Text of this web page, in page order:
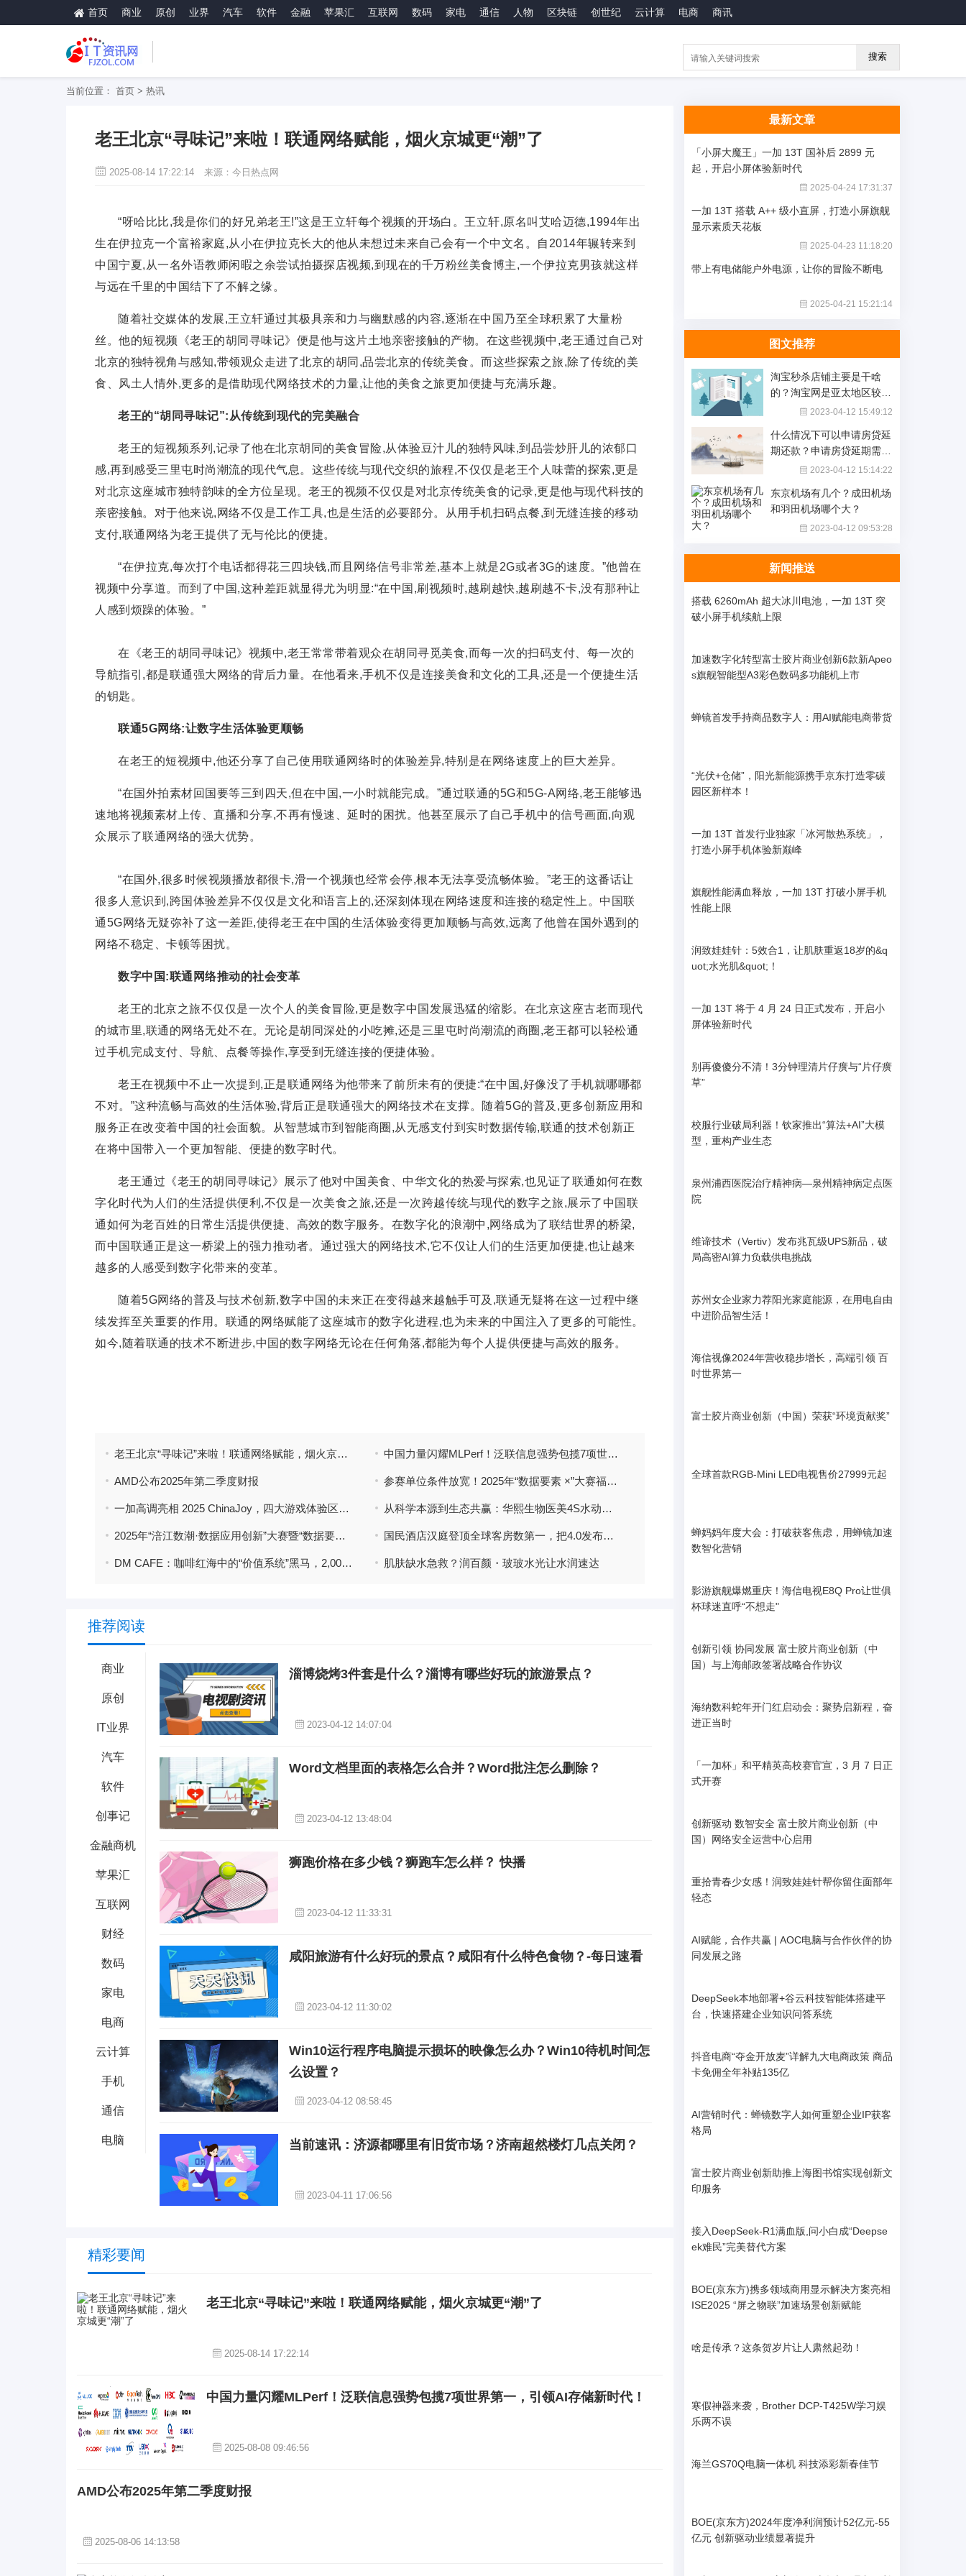
首页 商业 原创 业界 汽车 软件 金融 苹果汇 互联网 数码 家电 通信 人物 区块链 创世纪 云计算 电商 商讯
搜索
当前位置： 首页 > 热讯
老王北京“寻味记”来啦！联通网络赋能，烟火京城更“潮”了
2025-08-14 17:22:14 来源：今日热点网
“呀哈比比,我是你们的好兄弟老王!”这是王立轩每个视频的开场白。王立轩,原名叫艾哈迈德,1994年出
生在伊拉克一个富裕家庭,从小在伊拉克长大的他从未想过未来自己会有一个中文名。自2014年辗转来到
中国宁夏,从一名外语教师闲暇之余尝试拍摄探店视频,到现在的千万粉丝美食博主,一个伊拉克男孩就这样
与远在千里的中国结下了不解之缘。
随着社交媒体的发展,王立轩通过其极具亲和力与幽默感的内容,逐渐在中国乃至全球积累了大量粉
丝。他的短视频《老王的胡同寻味记》便是他与这片土地亲密接触的产物。在这些视频中,老王通过自己对
北京的独特视角与感知,带领观众走进了北京的胡同,品尝北京的传统美食。而这些探索之旅,除了传统的美
食、风土人情外,更多的是借助现代网络技术的力量,让他的美食之旅更加便捷与充满乐趣。
老王的“胡同寻味记”:从传统到现代的完美融合
老王的短视频系列,记录了他在北京胡同的美食冒险,从体验豆汁儿的独特风味,到品尝炒肝儿的浓郁口
感,再到感受三里屯时尚潮流的现代气息。这些传统与现代交织的旅程,不仅仅是老王个人味蕾的探索,更是
对北京这座城市独特韵味的全方位呈现。老王的视频不仅仅是对北京传统美食的记录,更是他与现代科技的
亲密接触。对于他来说,网络不仅是工作工具,也是生活的必要部分。从用手机扫码点餐,到无缝连接的移动
支付,联通网络为老王提供了无与伦比的便捷。
“在伊拉克,每次打个电话都得花三四块钱,而且网络信号非常差,基本上就是2G或者3G的速度。”他曾在
视频中分享道。而到了中国,这种差距就显得尤为明显:“在中国,刷视频时,越刷越快,越刷越不卡,没有那种让
人感到烦躁的体验。”
在《老王的胡同寻味记》视频中,老王常常带着观众在胡同寻觅美食,而每一次的扫码支付、每一次的
导航指引,都是联通强大网络的背后力量。在他看来,手机不仅是连接美食和文化的工具,还是一个便捷生活
的钥匙。
联通5G网络:让数字生活体验更顺畅
在老王的短视频中,他还分享了自己使用联通网络时的体验差异,特别是在网络速度上的巨大差异。
“在国外拍素材回国要等三到四天,但在中国,一小时就能完成。”通过联通的5G和5G-A网络,老王能够迅
速地将视频素材上传、直播和分享,不再有慢速、延时的困扰。他甚至展示了自己手机中的信号画面,向观
众展示了联通网络的强大优势。
“在国外,很多时候视频播放都很卡,滑一个视频也经常会停,根本无法享受流畅体验。”老王的这番话让
很多人意识到,跨国体验差异不仅仅是文化和语言上的,还深刻体现在网络速度和连接的稳定性上。 中国联
通5G网络无疑弥补了这一差距,使得老王在中国的生活体验变得更加顺畅与高效,远离了他曾在国外遇到的
网络不稳定、卡顿等困扰。
数字中国:联通网络推动的社会变革
老王的北京之旅不仅仅是一次个人的美食冒险,更是数字中国发展迅猛的缩影。在北京这座古老而现代
的城市里,联通的网络无处不在。无论是胡同深处的小吃摊,还是三里屯时尚潮流的商圈,老王都可以轻松通
过手机完成支付、导航、点餐等操作,享受到无缝连接的便捷体验。
老王在视频中不止一次提到,正是联通网络为他带来了前所未有的便捷:“在中国,好像没了手机就哪哪都
不对。”这种流畅与高效的生活体验,背后正是联通强大的网络技术在支撑。随着5G的普及,更多创新应用和
服务正在改变着中国的社会面貌。从智慧城市到智能商圈,从无感支付到实时数据传输,联通的技术创新正
在将中国带入一个更加智能、便捷的数字时代。
老王通过《老王的胡同寻味记》展示了他对中国美食、中华文化的热爱与探索,也见证了联通如何在数
字化时代为人们的生活提供便利,不仅是一次美食之旅,还是一次跨越传统与现代的数字之旅,展示了 中国联
通如何为老百姓的日常生活提供便捷、高效的数字服务。在数字化的浪潮中,网络成为了联结世界的桥梁,
而中国联通正是这一桥梁上的强力推动者。通过强大的网络技术,它不仅让人们的生活更加便捷,也让越来
越多的人感受到数字化带来的变革。
随着5G网络的普及与技术创新,数字中国的未来正在变得越来越触手可及,联通无疑将在这一过程中继
续发挥至关重要的作用。联通的网络赋能了这座城市的数字化进程,也为未来的中国注入了更多的可能性。
如今,随着联通的技术不断进步,中国的数字网络无论在任何角落,都能为每个人提供便捷与高效的服务。
老王北京“寻味记”来啦！联通网络赋能，烟火京城更“潮”了 中国力量闪耀MLPerf！泛联信息强势包揽7项世界第一，引领AI存储新时代！
AMD公布2025年第二季度财报 参赛单位条件放宽！2025年“数据要素 ×”大赛福建分赛厦门赛区赛事有新调整
一加高调亮相 2025 ChinaJoy，四大游戏体验区燃炸全场 从科学本源到生态共赢：华熙生物医美4S水动力诊疗体系暨新品发布引领ECM抗衰时代
2025年“涪江数潮·数据应用创新”大赛暨“数据要素×”大赛四川分赛绵阳选拔赛盛大启幕 国民酒店汉庭登顶全球客房数第一，把4.0发布会开成了一场游园会
DM CAFE：咖啡红海中的“价值系统”黑马，2,000+加盟意向的结构性突围 肌肤缺水急救？润百颜・玻玻水光让水润速达
推荐阅读
商业
原创
IT业界
汽车
软件
创事记
金融商机
苹果汇
互联网
财经
数码
家电
电商
云计算
手机
通信
电脑
淄博烧烤3件套是什么？淄博有哪些好玩的旅游景点？
2023-04-12 14:07:04
Word文档里面的表格怎么合并？Word批注怎么删除？
2023-04-12 13:48:04
狮跑价格在多少钱？狮跑车怎么样？ 快播
2023-04-12 11:33:31
咸阳旅游有什么好玩的景点？咸阳有什么特色食物？-每日速看
2023-04-12 11:30:02
Win10运行程序电脑提示损坏的映像怎么办？Win10待机时间怎
么设置？
2023-04-12 08:58:45
当前速讯：济源都哪里有旧货市场？济南超然楼灯几点关闭？
2023-04-11 17:06:56
精彩要闻
老王北京“寻味记”来啦！联通网络赋能，烟火京城更“潮”了
2025-08-14 17:22:14
中国力量闪耀MLPerf！泛联信息强势包揽7项世界第一，引领AI存储新时代！
2025-08-08 09:46:56
AMD公布2025年第二季度财报
2025-08-06 14:13:58
最新文章
「小屏大魔王」一加 13T 国补后 2899 元
起，开启小屏体验新时代
2025-04-24 17:31:37
一加 13T 搭载 A++ 级小直屏，打造小屏旗舰
显示素质天花板
2025-04-23 11:18:20
带上有电储能户外电源，让你的冒险不断电
2025-04-21 15:21:14
图文推荐
淘宝秒杀店铺主要是干啥
的？淘宝网是亚太地区较大
的网络零售吗？_全球播报
2023-04-12 15:49:12
什么情况下可以申请房贷延
期还款？申请房贷延期需要
什么资料？-环球最资讯
2023-04-12 15:14:22
东京机场有几个？成田机场
和羽田机场哪个大？
2023-04-12 09:53:28
新闻推送
搭载 6260mAh 超大冰川电池，一加 13T 突
破小屏手机续航上限
加速数字化转型富士胶片商业创新6款新Apeo
s旗舰智能型A3彩色数码多功能机上市
蝉镜首发手持商品数字人：用AI赋能电商带货
“光伏+仓储”，‌阳光新能源携手京东打造零碳
园区新样本！
一加 13T 首发行业独家「冰河散热系统」，
打造小屏手机体验新巅峰
旗舰性能满血释放，一加 13T 打破小屏手机
性能上限
润致娃娃针：5效合1，让肌肤重返18岁的&q
uot;水光肌&quot;！
一加 13T 将于 4 月 24 日正式发布，开启小
屏体验新时代
别再傻傻分不清！3分钟理清片仔癀与“片仔癀
草”
校服行业破局利器！钦家推出“算法+AI”大模
型，重构产业生态
泉州浦西医院治疗精神病—泉州精神病定点医
院
维谛技术（Vertiv）发布兆瓦级UPS新品，破
局高密AI算力负载供电挑战
苏州女企业家力荐阳光家庭能源，在用电自由
中进阶品智生活！
海信视像2024年营收稳步增长，高端引领 百
吋世界第一
富士胶片商业创新（中国）荣获“环境贡献奖”
全球首款RGB-Mini LED电视售价27999元起
蝉妈妈年度大会：打破获客焦虑，用蝉镜加速
数智化营销
影游旗舰爆燃重庆！海信电视E8Q Pro让世俱
杯球迷直呼“不想走"
创新引领 协同发展 富士胶片商业创新（中
国）与上海邮政签署战略合作协议
海纳数科蛇年开门红启动会：聚势启新程，奋
进正当时
「一加杯」和平精英高校赛官宣，3 月 7 日正
式开赛
创新驱动 数智安全 富士胶片商业创新（中
国）网络安全运营中心启用
重拾青春少女感！润致娃娃针帮你留住面部年
轻态
AI赋能，合作共赢 | AOC电脑与合作伙伴的协
同发展之路
DeepSeek本地部署+谷云科技智能体搭建平
台，快速搭建企业知识问答系统
抖音电商“夺金开放麦”详解九大电商政策 商品
卡免佣全年补贴135亿
AI营销时代：蝉镜数字人如何重塑企业IP获客
格局
富士胶片商业创新助推上海图书馆实现创新文
印服务
接入DeepSeek-R1满血版,问小白成“Deepse
ek难民”完美替代方案
BOE(京东方)携多领域商用显示解决方案亮相
ISE2025 “屏之物联”加速场景创新赋能
啥是传承？这条贺岁片让人肃然起劲！
寒假神器来袭，Brother DCP-T425W学习娱
乐两不误
海兰GS70Q电脑一体机 科技添彩新春佳节
BOE(京东方)2024年度净利润预计52亿元-55
亿元 创新驱动业绩显著提升